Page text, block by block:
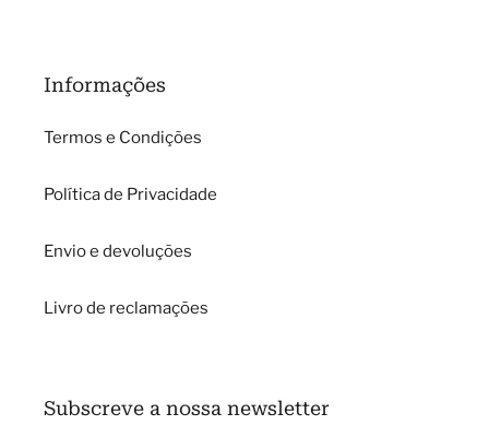
Informações
Termos e Condições
Política de Privacidade
Envio e devoluções
Livro de reclamações
Subscreve a nossa newsletter